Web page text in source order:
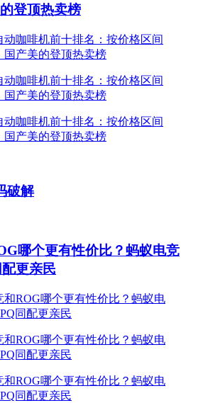
登顶热卖榜
破解
哪个更有性价比？蚂蚁电竞
更亲民